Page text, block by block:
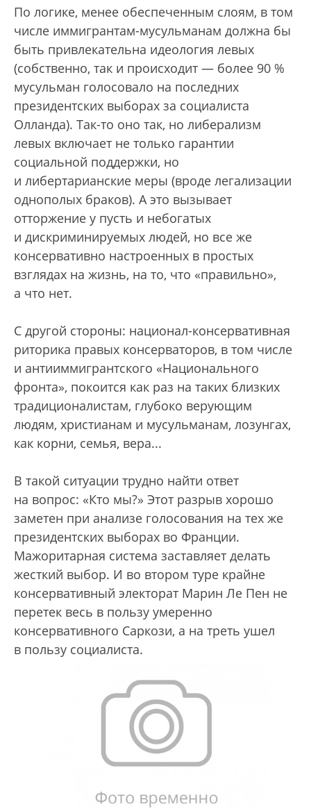
По логике, менее обеспеченным слоям, в том
числе иммигрантам-мусульманам должна бы
быть привлекательна идеология левых
(собственно, так и происходит — более 90 %
мусульман голосовало на последних
президентских выборах за социалиста
Олланда). Так-то оно так, но либерализм
левых включает не только гарантии
социальной поддержки, но
и либертарианские меры (вроде легализации
однополых браков). А это вызывает
отторжение у пусть и небогатых
и дискриминируемых людей, но все же
консервативно настроенных в простых
взглядах на жизнь, на то, что «правильно»,
а что нет.
С другой стороны: национал-консервативная
риторика правых консерваторов, в том числе
и антииммигрантского «Национального
фронта», покоится как раз на таких близких
традиционалистам, глубоко верующим
людям, христианам и мусульманам, лозунгах,
как корни, семья, вера...
В такой ситуации трудно найти ответ
на вопрос: «Кто мы?» Этот разрыв хорошо
заметен при анализе голосования на тех же
президентских выборах во Франции.
Мажоритарная система заставляет делать
жесткий выбор. И во втором туре крайне
консервативный электорат Марин Ле Пен не
перетек весь в пользу умеренно
консервативного Саркози, а на треть ушел
в пользу социалиста.